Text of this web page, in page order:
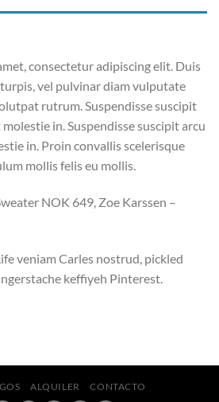
consectetur adipiscing elit. Duis
vel pulvinar diam vulputate
rutrum. Suspendisse suscipit
in. Suspendisse suscipit arcu
in. Proin convallis scelerisque
mollis felis eu mollis.
NOK 649, Zoe Karssen –
veniam Carles nostrud, pickled
keffiyeh Pinterest.
ALQUILER CONTACTO